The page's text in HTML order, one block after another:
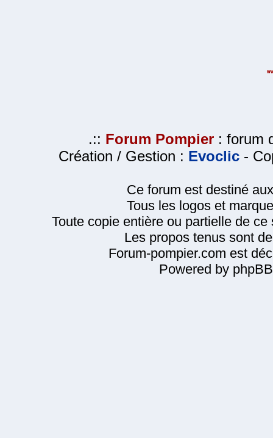
.:: Forum Pompier : forum
Création / Gestion : Evoclic -
Ce forum est destiné
Tous les logos et
Toute copie entière ou partielle de
Les propos tenus sont
Forum-pompier.com est
Powered by